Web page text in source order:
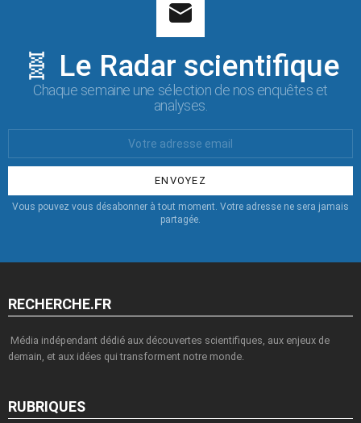
🧬 Le Radar scientifique
Chaque semaine une sélection de nos enquêtes et
analyses.
:
Vous pouvez vous désabonner à tout moment. Votre adresse ne sera jamais
partagée.
RECHERCHE.FR
Média indépendant dédié aux découvertes scientifiques, aux enjeux de
demain, et aux idées qui transforment notre monde.
RUBRIQUES